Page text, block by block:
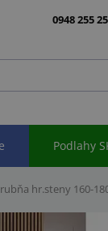
0948 255
Podlahy
hr.steny 160-